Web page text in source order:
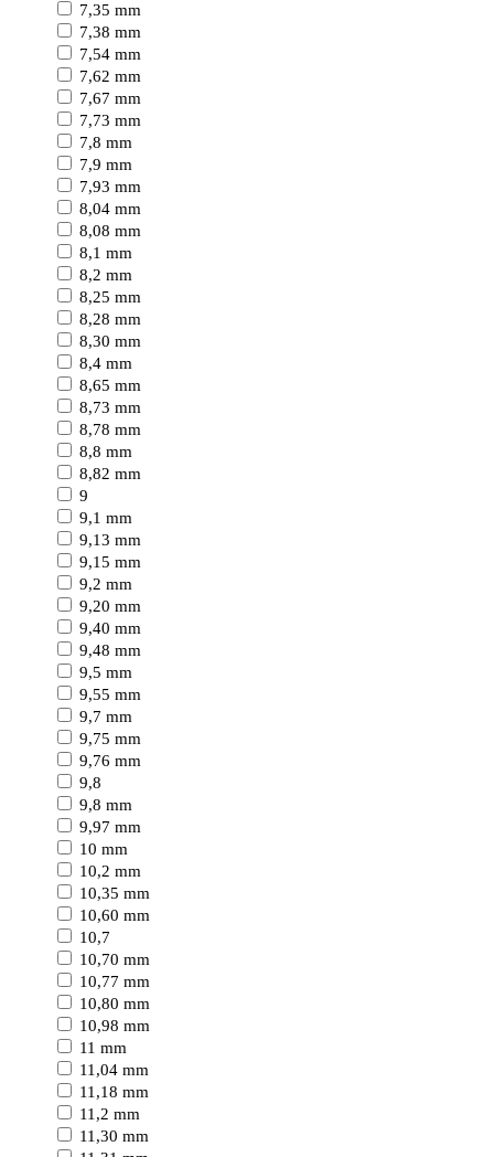
7,35 mm
7,38 mm
7,54 mm
7,62 mm
7,67 mm
7,73 mm
7,8 mm
7,9 mm
7,93 mm
8,04 mm
8,08 mm
8,1 mm
8,2 mm
8,25 mm
8,28 mm
8,30 mm
8,4 mm
8,65 mm
8,73 mm
8,78 mm
8,8 mm
8,82 mm
9
9,1 mm
9,13 mm
9,15 mm
9,2 mm
9,20 mm
9,40 mm
9,48 mm
9,5 mm
9,55 mm
9,7 mm
9,75 mm
9,76 mm
9,8
9,8 mm
9,97 mm
10 mm
10,2 mm
10,35 mm
10,60 mm
10,7
10,70 mm
10,77 mm
10,80 mm
10,98 mm
11 mm
11,04 mm
11,18 mm
11,2 mm
11,30 mm